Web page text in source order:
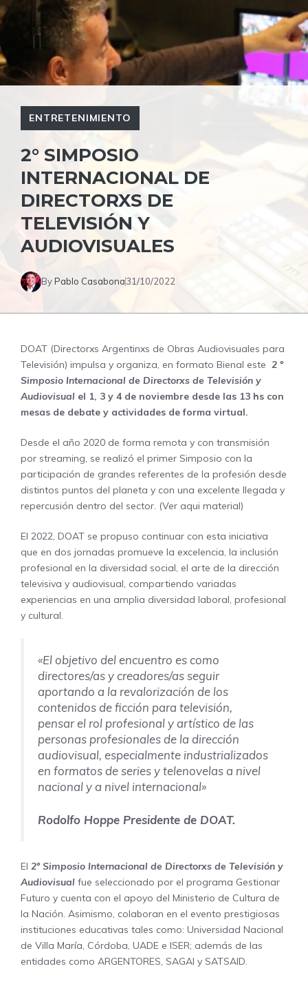
ENTRETENIMIENTO
2° SIMPOSIO
INTERNACIONAL DE
DIRECTORXS DE
TELEVISIÓN Y
AUDIOVISUALES
ByPablo Casabona31/10/2022
DOAT (Directorxs Argentinxs de Obras Audiovisuales para
Televisión) impulsa y organiza, en formato Bienal este 2 º
Simposio Internacional de Directorxs de Televisión y
Audiovisual el 1, 3 y 4 de noviembre desde las 13 hs con
mesas de debate y actividades de forma virtual.
Desde el año 2020 de forma remota y con transmisión
por streaming, se realizó el primer Simposio con la
participación de grandes referentes de la profesión desde
distintos puntos del planeta y con una excelente llegada y
repercusión dentro del sector. (Ver aqui material)
El 2022, DOAT se propuso continuar con esta iniciativa
que en dos jornadas promueve la excelencia, la inclusión
profesional en la diversidad social, el arte de la dirección
televisiva y audiovisual, compartiendo variadas
experiencias en una amplia diversidad laboral, profesional
y cultural.
«El objetivo del encuentro es como
directores/as y creadores/as seguir
aportando a la revalorización de los
contenidos de ficción para televisión,
pensar el rol profesional y artístico de las
personas profesionales de la dirección
audiovisual, especialmente industrializados
en formatos de series y telenovelas a nivel
nacional y a nivel internacional»
Rodolfo Hoppe Presidente de DOAT.
El 2º Simposio Internacional de Directorxs de Televisión y
Audiovisual fue seleccionado por el programa Gestionar
Futuro y cuenta con el apoyo del Ministerio de Cultura de
la Nación. Asimismo, colaboran en el evento prestigiosas
instituciones educativas tales como: Universidad Nacional
de Villa María, Córdoba, UADE e ISER; además de las
entidades como ARGENTORES, SAGAI y SATSAID.